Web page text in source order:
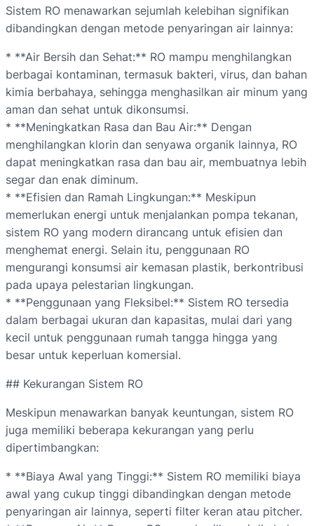
Sistem RO menawarkan sejumlah kelebihan signifikan
dibandingkan dengan metode penyaringan air lainnya:
* **Air Bersih dan Sehat:** RO mampu menghilangkan
berbagai kontaminan, termasuk bakteri, virus, dan bahan
kimia berbahaya, sehingga menghasilkan air minum yang
aman dan sehat untuk dikonsumsi.
* **Meningkatkan Rasa dan Bau Air:** Dengan
menghilangkan klorin dan senyawa organik lainnya, RO
dapat meningkatkan rasa dan bau air, membuatnya lebih
segar dan enak diminum.
* **Efisien dan Ramah Lingkungan:** Meskipun
memerlukan energi untuk menjalankan pompa tekanan,
sistem RO yang modern dirancang untuk efisien dan
menghemat energi. Selain itu, penggunaan RO
mengurangi konsumsi air kemasan plastik, berkontribusi
pada upaya pelestarian lingkungan.
* **Penggunaan yang Fleksibel:** Sistem RO tersedia
dalam berbagai ukuran dan kapasitas, mulai dari yang
kecil untuk penggunaan rumah tangga hingga yang
besar untuk keperluan komersial.
## Kekurangan Sistem RO
Meskipun menawarkan banyak keuntungan, sistem RO
juga memiliki beberapa kekurangan yang perlu
dipertimbangkan:
* **Biaya Awal yang Tinggi:** Sistem RO memiliki biaya
awal yang cukup tinggi dibandingkan dengan metode
penyaringan air lainnya, seperti filter keran atau pitcher.